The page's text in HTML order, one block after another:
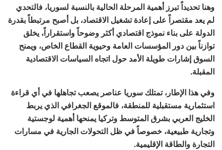
وهنا تحديداً تبرز أهمية المرحلة الحالية بالنسبة لسوريا، فالتحدي
لم يعد مقتصراً على إعادة تشغيل الاقتصاد، بل أصبح مرتبطاً بقدرة
الدولة على بناء نموذج اقتصادي أكثر وضوحاً واستقراراً، يخلق
توازناً بين دور المؤسسات العامة وحيوية القطاع الخاص، ويمنح
السوق إشارات طويلة الأمد حول اتجاه السياسات الاقتصادية
المقبلة.
وفي هذا الإطار، تمتلك سوريا عناصر يصعب تجاهلها في أي قراءة
استثمارية مستقبلية للمنطقة، فالموقع الجغرافي الذي يربط
الخليج العربي بشرق المتوسط وتركيا يمنحها أهمية لوجستية
وتجارية طبيعية، خصوصاً في ظل التحولات الجارية في مسارات
التجارة والطاقة الإقليمية.